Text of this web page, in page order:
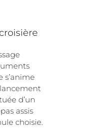
s’anime
d’un
assis
choisie.